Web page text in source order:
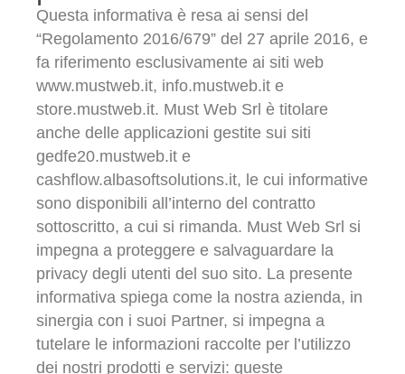
Questa informativa è resa ai sensi del
“Regolamento 2016/679” del 27 aprile 2016, e
fa riferimento esclusivamente ai siti web
www.mustweb.it, info.mustweb.it e
store.mustweb.it. Must Web Srl è titolare
anche delle applicazioni gestite sui siti
gedfe20.mustweb.it e
cashflow.albasoftsolutions.it, le cui informative
sono disponibili all’interno del contratto
sottoscritto, a cui si rimanda. Must Web Srl si
impegna a proteggere e salvaguardare la
privacy degli utenti del suo sito. La presente
informativa spiega come la nostra azienda, in
sinergia con i suoi Partner, si impegna a
tutelare le informazioni raccolte per l’utilizzo
dei nostri prodotti e servizi: queste